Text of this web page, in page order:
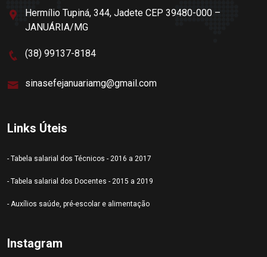
Hermílio Tupiná, 344, Jadete CEP 39480-000 –
JANUÁRIA/MG
(38) 99137-8184
sinasefejanuariamg@gmail.com
Links Úteis
- Tabela salarial dos Técnicos - 2016 a 2017
- Tabela salarial dos Docentes - 2015 a 2019
- Auxílios saúde, pré-escolar e alimentação
Instagram